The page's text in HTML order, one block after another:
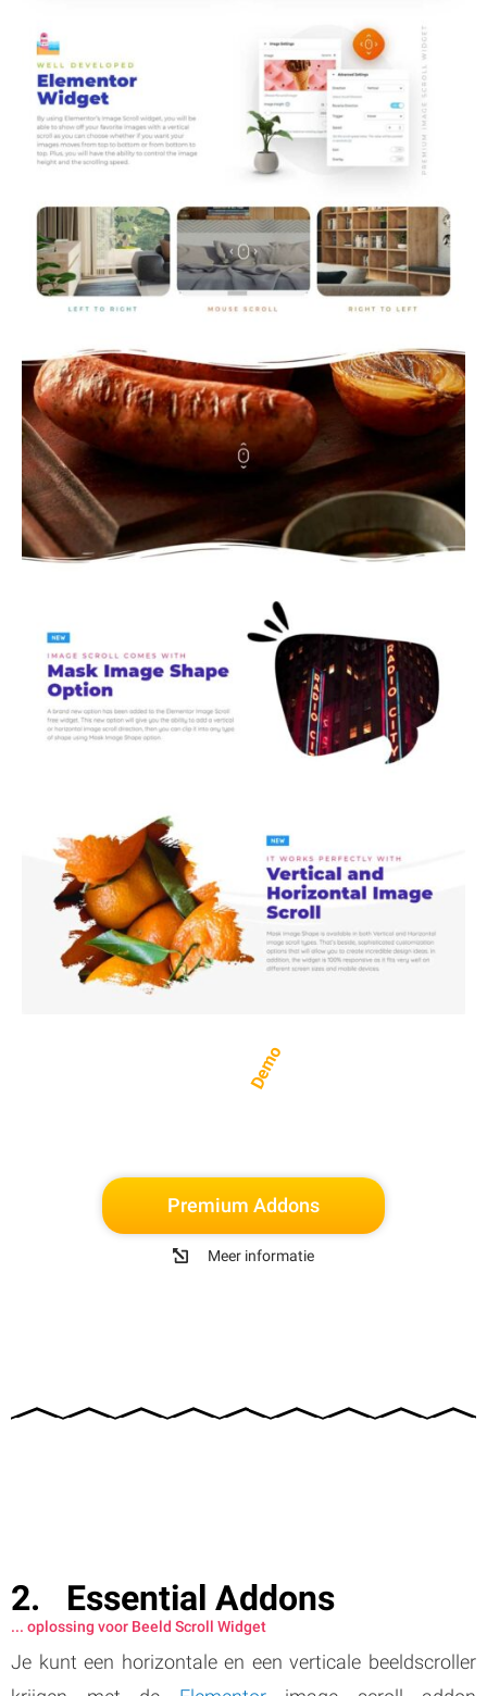
Demo
Premium Addons
Meer informatie
Essential Addons
... oplossing voor Beeld Scroll Widget
Je kunt een horizontale en een verticale beeldscroller